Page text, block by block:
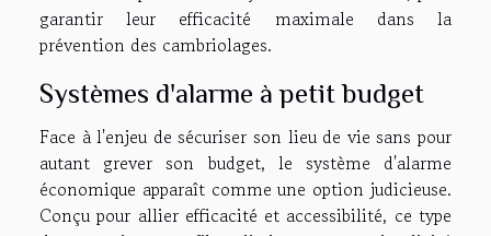
garantir leur efficacité maximale dans la
prévention des cambriolages.
Systèmes d'alarme à petit budget
Face à l'enjeu de sécuriser son lieu de vie sans pour
autant grever son budget, le système d'alarme
économique apparaît comme une option judicieuse.
Conçu pour allier efficacité et accessibilité, ce type